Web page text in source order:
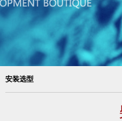
安装选型